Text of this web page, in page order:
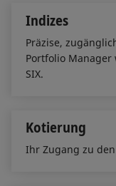
Indizes
Präzise,
Portfolio
SIX.
Kotierung
Ihr Zugang zu